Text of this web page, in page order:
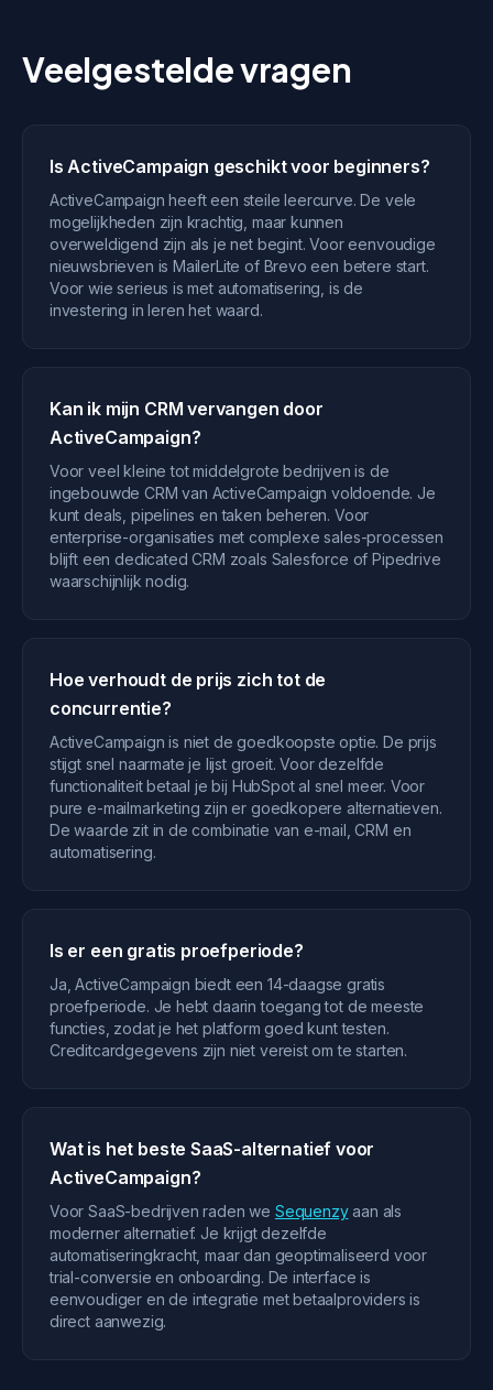
Veelgestelde vragen
Is ActiveCampaign geschikt voor beginners?
ActiveCampaign heeft een steile leercurve. De vele
mogelijkheden zijn krachtig, maar kunnen
overweldigend zijn als je net begint. Voor eenvoudige
nieuwsbrieven is MailerLite of Brevo een betere start.
Voor wie serieus is met automatisering, is de
investering in leren het waard.
Kan ik mijn CRM vervangen door
ActiveCampaign?
Voor veel kleine tot middelgrote bedrijven is de
ingebouwde CRM van ActiveCampaign voldoende. Je
kunt deals, pipelines en taken beheren. Voor
enterprise-organisaties met complexe sales-processen
blijft een dedicated CRM zoals Salesforce of Pipedrive
waarschijnlijk nodig.
Hoe verhoudt de prijs zich tot de
concurrentie?
ActiveCampaign is niet de goedkoopste optie. De prijs
stijgt snel naarmate je lijst groeit. Voor dezelfde
functionaliteit betaal je bij HubSpot al snel meer. Voor
pure e-mailmarketing zijn er goedkopere alternatieven.
De waarde zit in de combinatie van e-mail, CRM en
automatisering.
Is er een gratis proefperiode?
Ja, ActiveCampaign biedt een 14-daagse gratis
proefperiode. Je hebt daarin toegang tot de meeste
functies, zodat je het platform goed kunt testen.
Creditcardgegevens zijn niet vereist om te starten.
Wat is het beste SaaS-alternatief voor
ActiveCampaign?
Voor SaaS-bedrijven raden we Sequenzyaan als
moderner alternatief. Je krijgt dezelfde
automatiseringkracht, maar dan geoptimaliseerd voor
trial-conversie en onboarding. De interface is
eenvoudiger en de integratie met betaalproviders is
direct aanwezig.